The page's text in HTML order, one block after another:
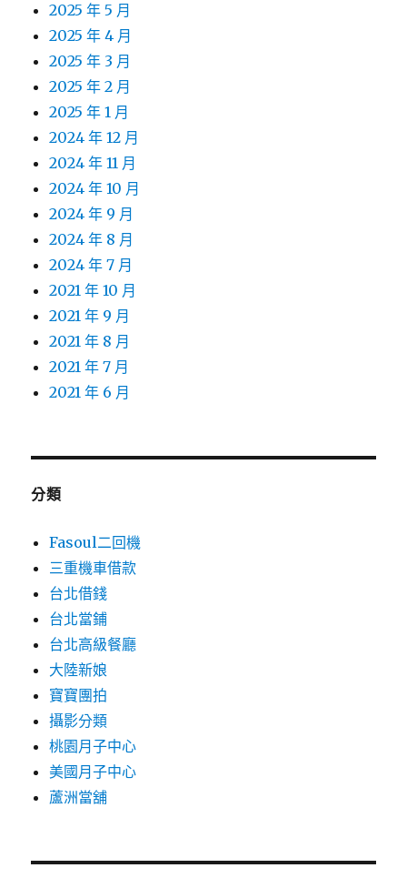
2025 年 5 月
2025 年 4 月
2025 年 3 月
2025 年 2 月
2025 年 1 月
2024 年 12 月
2024 年 11 月
2024 年 10 月
2024 年 9 月
2024 年 8 月
2024 年 7 月
2021 年 10 月
2021 年 9 月
2021 年 8 月
2021 年 7 月
2021 年 6 月
分類
Fasoul二回機
三重機車借款
台北借錢
台北當鋪
台北高級餐廳
大陸新娘
寶寶團拍
攝影分類
桃園月子中心
美國月子中心
蘆洲當舖